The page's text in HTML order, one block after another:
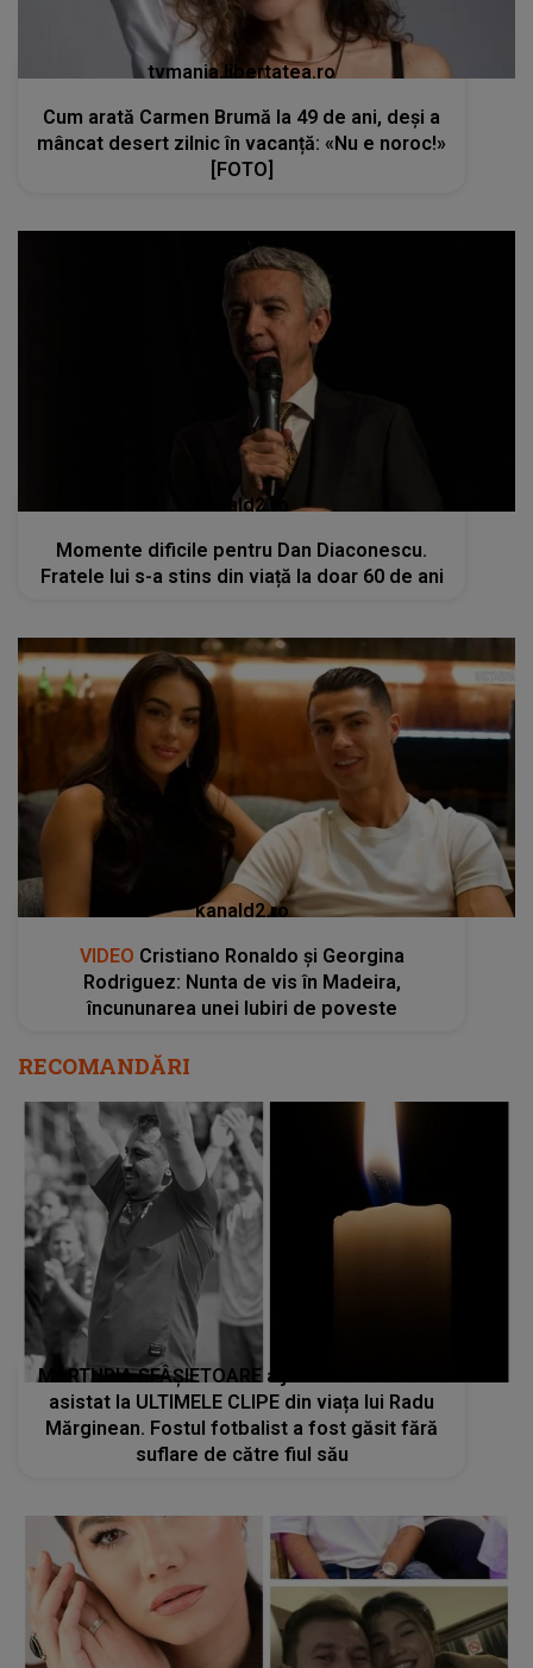
tvmania.libertatea.ro
Cum arată Carmen Brumă la 49 de ani, deși a
mâncat desert zilnic în vacanță: «Nu e noroc!»
[FOTO]
kanald2.ro
Momente dificile pentru Dan Diaconescu.
Fratele lui s-a stins din viață la doar 60 de ani
kanald2.ro
VIDEO Cristiano Ronaldo și Georgina
Rodriguez: Nunta de vis în Madeira,
încununarea unei Iubiri de poveste
RECOMANDĂRI
MĂRTURIA SFÂȘIETOARE a jurnalistului care a
asistat la ULTIMELE CLIPE din viața lui Radu
Mărginean. Fostul fotbalist a fost găsit fără
suflare de către fiul său